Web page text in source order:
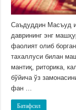
Саъдуддин Масъуд
даврининг энг
фаолият олиб
тахаллуси билан
мантиқ, риторика,
бўйича ўз
фан …
Батафсил